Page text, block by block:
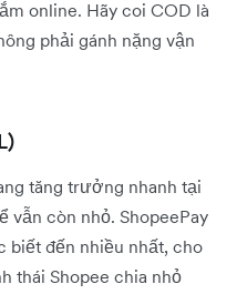
online. Hãy coi COD là
phải gánh nặng vận
tăng trưởng nhanh tại
vẫn còn nhỏ. ShopeePay
biết đến nhiều nhất, cho
thái Shopee chia nhỏ